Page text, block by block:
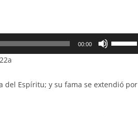
00:00
flecha
del Espíritu; y su fama se extendió por